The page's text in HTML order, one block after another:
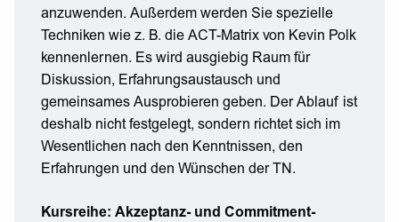
anzuwenden. Außerdem werden Sie spezielle
Techniken wie z. B. die ACT-Matrix von Kevin Polk
kennenlernen. Es wird ausgiebig Raum für
Diskussion, Erfahrungsaustausch und
gemeinsames Ausprobieren geben. Der Ablauf ist
deshalb nicht festgelegt, sondern richtet sich im
Wesentlichen nach den Kenntnissen, den
Erfahrungen und den Wünschen der TN.
Kursreihe: Akzeptanz- und Commitment-